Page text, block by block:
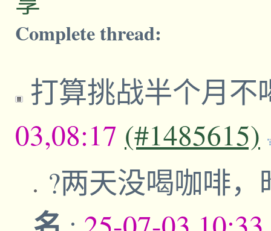
Complete thread:
打算挑战半个月
03,08:17 (#1485615)
?两天没喝咖啡